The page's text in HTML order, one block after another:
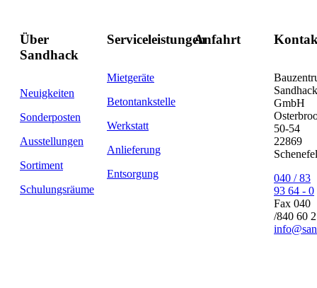
Über
Sandhack
Neuigkeiten
Sonderposten
Ausstellungen
Sortiment
Schulungsräume
Serviceleistungen
Mietgeräte
Betontankstelle
Werkstatt
Anlieferung
Entsorgung
Anfahrt
Sandhack
GmbH
50-54
22869
040 / 83
93 64 - 0
Fax 040
/840 60